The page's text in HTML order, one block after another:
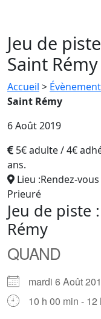
Jeu de
Saint Rémy
Accueil >
Saint Rémy
6 Août 2019
5€ adulte / 4€
ans.
Lieu :Rendez-
Prieuré
Jeu de piste
Rémy
QUAND
mardi 6 Août
10 h 00 min - 12